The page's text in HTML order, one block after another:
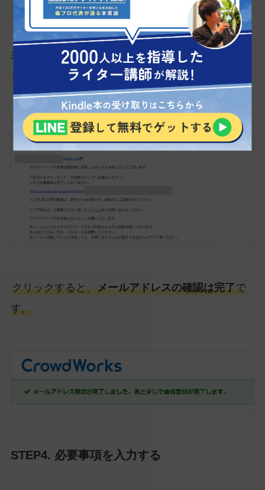
ましょう。
表示されているURLをクリックし、本登録へ進み
クリックすると、メールアドレスの確認は完了で
す。
STEP4. 必要事項を入力する